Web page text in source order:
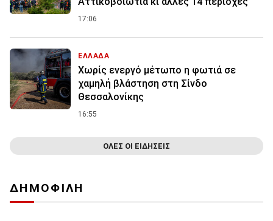
17:06
ΕΛΛΑΔΑ
Χωρίς ενεργό μέτωπο η φωτιά σε
χαμηλή βλάστηση στη Σίνδο
Θεσσαλονίκης
16:55
ΟΛΕΣ ΟΙ ΕΙΔΗΣΕΙΣ
ΔΗΜΟΦΙΛΗ